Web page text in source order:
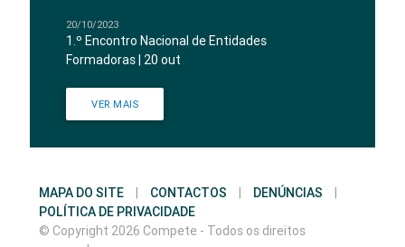
20/10/2023
1.º Encontro Nacional de Entidades
Formadoras | 20 out
VER MAIS
MAPA DO SITE | CONTACTOS | DENÚNCIAS
|
POLÍTICA DE PRIVACIDADE
© Copyright 2026 Compete - Todos os direitos